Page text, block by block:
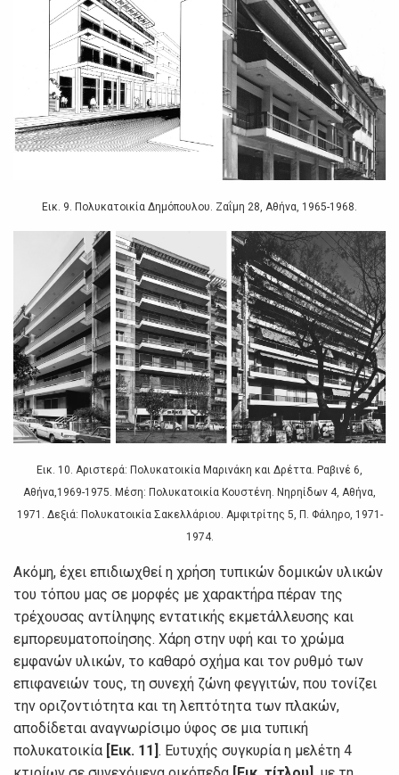
Εικ. 9. Πολυκατοικία Δημόπουλου. Ζαΐμη 28, Αθήνα, 1965-1968.
Εικ. 10. Αριστερά: Πολυκατοικία Μαρινάκη και Δρέττα. Ραβινέ 6,
Αθήνα,1969-1975. Μέση: Πολυκατοικία Κουστένη. Νηρηίδων 4, Αθήνα,
1971. Δεξιά: Πολυκατοικία Σακελλάριου. Αμφιτρίτης 5, Π. Φάληρο, 1971-
1974.
Ακόμη, έχει επιδιωχθεί η χρήση τυπικών δομικών υλικών
του τόπου μας σε μορφές με χαρακτήρα πέραν της
τρέχουσας αντίληψης εντατικής εκμετάλλευσης και
εμπορευματοποίησης. Χάρη στην υφή και το χρώμα
εμφανών υλικών, το καθαρό σχήμα και τον ρυθμό των
επιφανειών τους, τη συνεχή ζώνη φεγγιτών, που τονίζει
την οριζοντιότητα και τη λεπτότητα των πλακών,
αποδίδεται αναγνωρίσιμο ύφος σε μια τυπική
πολυκατοικία
[Εικ. 11] . Ευτυχής συγκυρία η μελέτη 4